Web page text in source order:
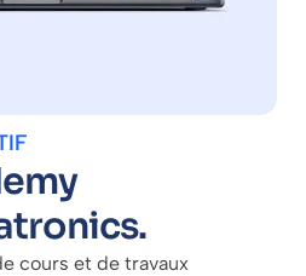
cours et de travaux